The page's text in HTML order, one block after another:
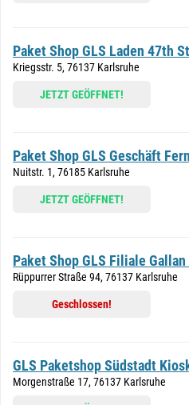
Paket Shop GLS Laden 47th
Kriegsstr. 5, 76137 Karlsruhe
JETZT GEÖFFNET!
Paket Shop GLS Geschäft
Nuitstr. 1, 76185 Karlsruhe
JETZT GEÖFFNET!
Paket Shop GLS Filiale
Rüppurrer Straße 94, 76137 Karlsruhe
Geschlossen!
GLS Paketshop Südstadt
Morgenstraße 17, 76137 Karlsruhe